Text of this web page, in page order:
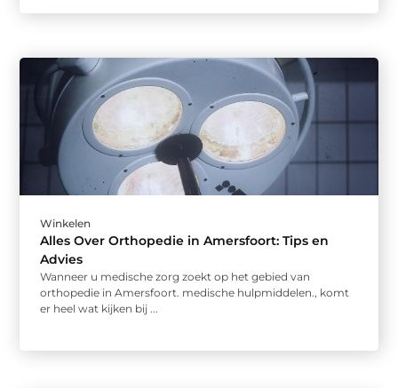
Winkelen
Alles Over Orthopedie in Amersfoort: Tips en
Advies
Wanneer u medische zorg zoekt op het gebied van
orthopedie in Amersfoort. medische hulpmiddelen., komt
er heel wat kijken bij ...